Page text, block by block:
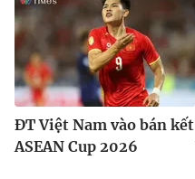
ĐT Việt Nam vào bán kết
ASEAN Cup 2026